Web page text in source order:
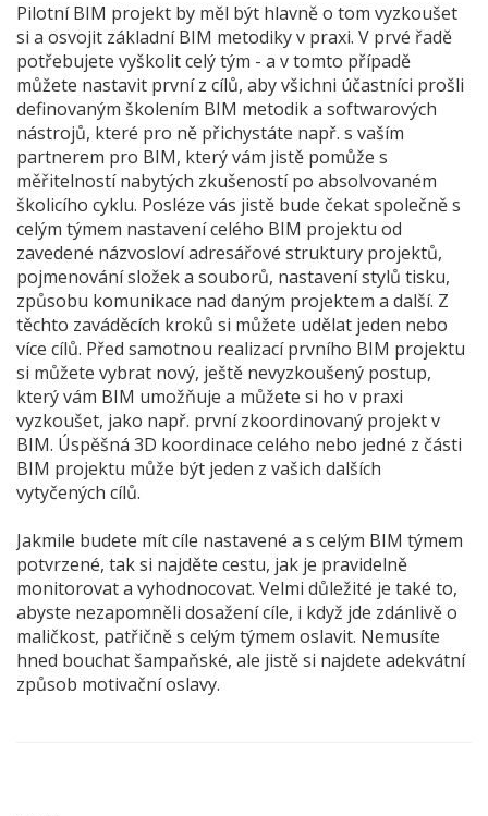
Pilotní BIM projekt by měl být hlavně o tom vyzkoušet
si a osvojit základní BIM metodiky v praxi. V prvé řadě
potřebujete vyškolit celý tým - a v tomto případě
můžete nastavit první z cílů, aby všichni účastníci prošli
definovaným školením BIM metodik a softwarových
nástrojů, které pro ně přichystáte např. s vaším
partnerem pro BIM, který vám jistě pomůže s
měřitelností nabytých zkušeností po absolvovaném
školicího cyklu. Posléze vás jistě bude čekat společně s
celým týmem nastavení celého BIM projektu od
zavedené názvosloví adresářové struktury projektů,
pojmenování složek a souborů, nastavení stylů tisku,
způsobu komunikace nad daným projektem a další. Z
těchto zaváděcích kroků si můžete udělat jeden nebo
více cílů. Před samotnou realizací prvního BIM projektu
si můžete vybrat nový, ještě nevyzkoušený postup,
který vám BIM umožňuje a můžete si ho v praxi
vyzkoušet, jako např. první zkoordinovaný projekt v
BIM. Úspěšná 3D koordinace celého nebo jedné z části
BIM projektu může být jeden z vašich dalších
vytyčených cílů.
Jakmile budete mít cíle nastavené a s celým BIM týmem
potvrzené, tak si najděte cestu, jak je pravidelně
monitorovat a vyhodnocovat. Velmi důležité je také to,
abyste nezapomněli dosažení cíle, i když jde zdánlivě o
maličkost, patřičně s celým týmem oslavit. Nemusíte
hned bouchat šampaňské, ale jistě si najdete adekvátní
způsob motivační oslavy.